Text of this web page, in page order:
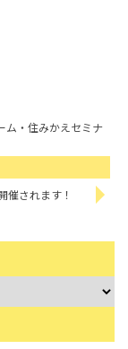
ム・住みかえセミナ
催されます！